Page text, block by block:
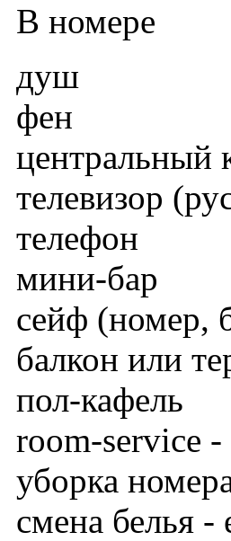
В номере
душ
фен
центральный
телевизор
телефон
мини-бар
сейф (номер,
балкон или
пол-кафель
room-service -
уборка
смена белья -